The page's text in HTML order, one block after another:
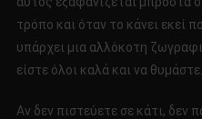
τρόπο και όταν το κάνει εκεί
υπάρχει μια αλλόκοτη
είστε όλοι καλά και να θυμάστε.
Αν δεν πιστεύετε σε κάτι, δεν